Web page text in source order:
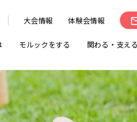
大会情報 体験会情報
モルックをする 関わる・支える